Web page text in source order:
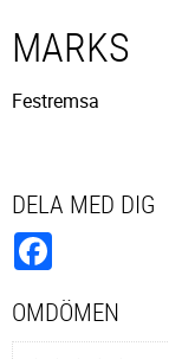
MARKS
Festremsa
DELA MED DIG
OMDÖMEN